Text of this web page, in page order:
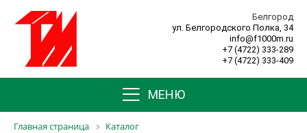
Белгород
ул. Белгородского Полка, 34
info@f1000m.ru
+7 (4722) 333-289
+7 (4722) 333-409
МЕНЮ
Главная страница
Каталог